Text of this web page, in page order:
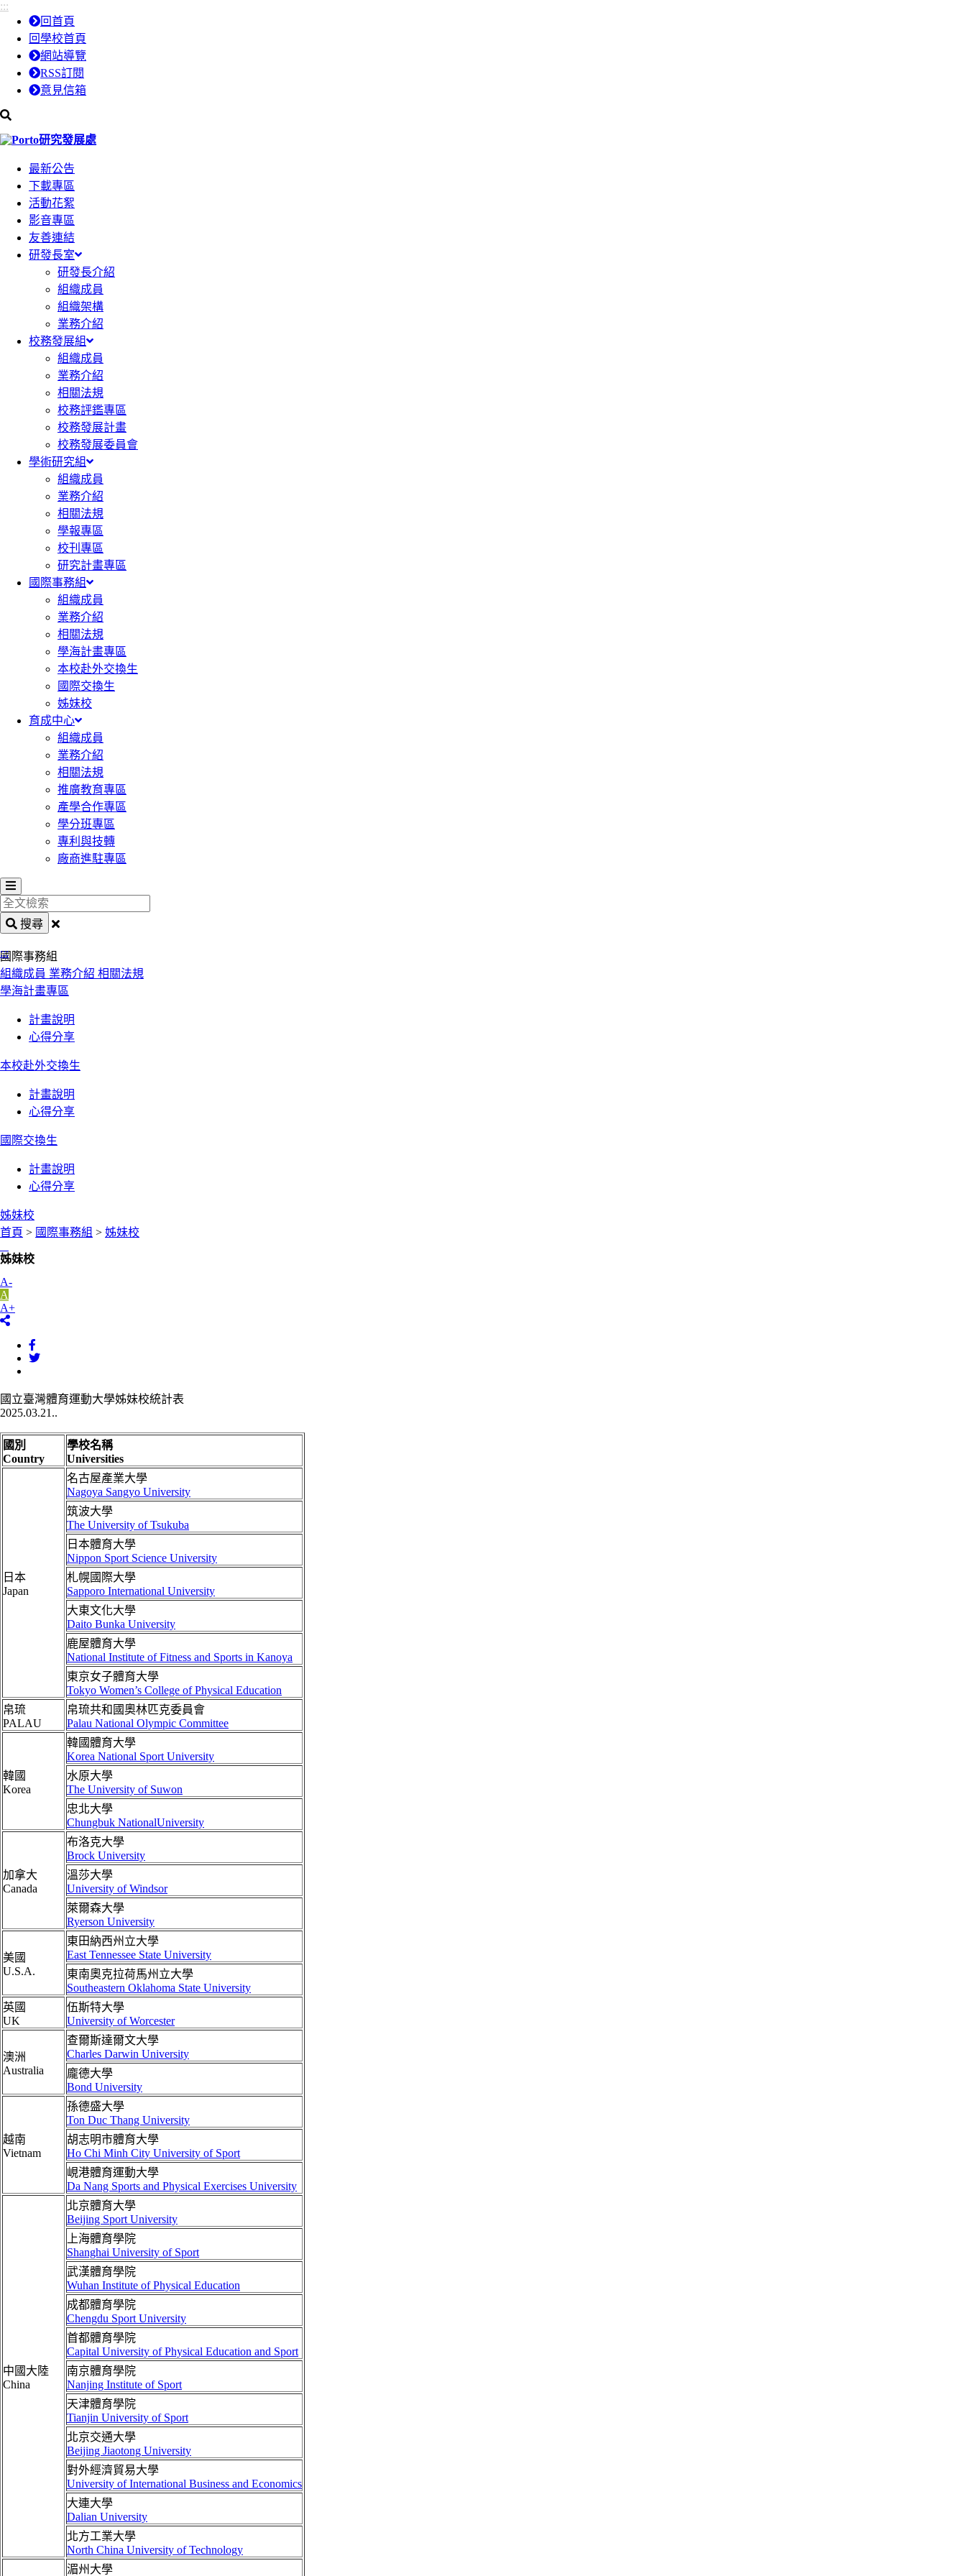
容
區
塊
容
區
塊
:::
回首頁
回學校首頁
網站導覽
RSS訂閱
意見信箱
研究發展處
最新公告
下載專區
活動花絮
影音專區
友善連結
研發長室
研發長介紹
組織成員
組織架構
業務介紹
校務發展組
組織成員
業務介紹
相關法規
校務評鑑專區
校務發展計畫
校務發展委員會
學術研究組
組織成員
業務介紹
相關法規
學報專區
校刊專區
研究計畫專區
國際事務組
組織成員
業務介紹
相關法規
學海計畫專區
本校赴外交換生
國際交換生
姊妹校
育成中心
組織成員
業務介紹
相關法規
推廣教育專區
產學合作專區
學分班專區
專利與技轉
廠商進駐專區
全
文
索
搜尋
:::
國際事務組
組織成員 業務介紹 相關法規
學海計畫專區
計畫說明
心得分享
本校赴外交換生
計畫說明
心得分享
國際交換生
計畫說明
心得分享
姊妹校
首頁 > 國際事務組 > 姊妹校
姊妹校
A-
A
A+
國立臺灣體育運動大學姊妹校統計表
2025.03.21..
國別
Country
學校名稱
Universities
日本
Japan
名古屋產業大學
Nagoya Sangyo University
筑波大學
The University of Tsukuba
日本體育大學
Nippon Sport Science University
札幌國際大學
Sapporo International University
大東文化大學
Daito Bunka University
鹿屋體育大學
National Institute of Fitness and Sports in Kanoya
東京女子體育大學
Tokyo Women’s College of Physical Education
帛琉
PALAU
帛琉共和國奧林匹克委員會
Palau National Olympic Committee
韓國
Korea
韓國體育大學
Korea National Sport University
水原大學
The University of Suwon
忠北大學
Chungbuk NationalUniversity
加拿大
Canada
布洛克大學
Brock University
溫莎大學
University of Windsor
萊爾森大學
Ryerson University
美國
U.S.A.
東田納西州立大學
East Tennessee State University
東南奧克拉荷馬州立大學
Southeastern Oklahoma State University
英國
UK
伍斯特大學
University of Worcester
澳洲
Australia
查爾斯達爾文大學
Charles Darwin University
龐德大學
Bond University
越南
Vietnam
孫德盛大學
Ton Duc Thang University
胡志明市體育大學
Ho Chi Minh City University of Sport
峴港體育運動大學
Da Nang Sports and Physical Exercises University
中國大陸
China
北京體育大學
Beijing Sport University
上海體育學院
Shanghai University of Sport
武漢體育學院
Wuhan Institute of Physical Education
成都體育學院
Chengdu Sport University
首都體育學院
Capital University of Physical Education and Sport
南京體育學院
Nanjing Institute of Sport
天津體育學院
Tianjin University of Sport
北京交通大學
Beijing Jiaotong University
對外經濟貿易大學
University of International Business and Economics
大連大學
Dalian University
北方工業大學
North China University of Technology
湄州大學